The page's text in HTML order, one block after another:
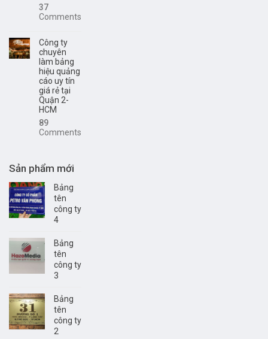
37
Comments
Công ty
chuyên
làm bảng
hiệu quảng
cáo uy tín
giá rẻ tại
Quận 2-
HCM
89
Comments
Sản phẩm mới
Bảng
tên
công ty
4
Bảng
tên
công ty
3
Bảng
tên
công ty
2